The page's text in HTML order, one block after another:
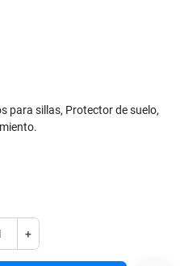
para sillas, Protector de suelo,
+